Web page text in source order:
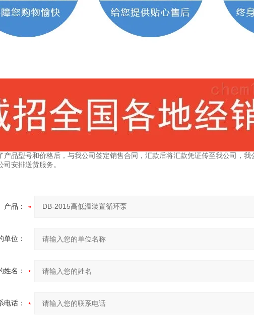
产品型号和价格后，与我公司签定销售合同，汇款后将汇款凭证传至我公司，
司安排送货服务。
产品：
单位：
姓名：
电话：